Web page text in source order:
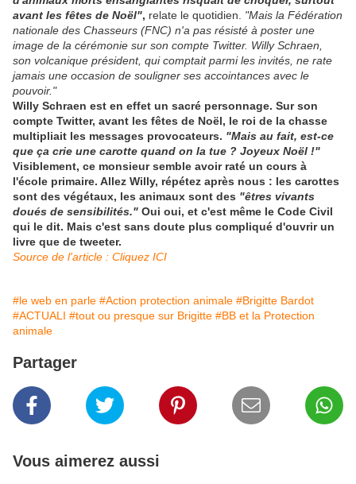
avant les fêtes de Noël", relate le quotidien. "Mais la Fédération
nationale des Chasseurs (FNC) n'a pas résisté à poster une
image de la cérémonie sur son compte Twitter. Willy Schraen,
son volcanique président, qui comptait parmi les invités, ne rate
jamais une occasion de souligner ses accointances avec le
pouvoir."
Willy Schraen est en effet un sacré personnage. Sur son
compte Twitter, avant les fêtes de Noël, le roi de la chasse
multipliait les messages provocateurs. "Mais au fait, est-ce
que ça crie une carotte quand on la tue ? Joyeux Noël !"
Visiblement, ce monsieur semble avoir raté un cours à
l'école primaire. Allez Willy, répétez après nous : les carottes
sont des végétaux, les animaux sont des "êtres vivants
doués de sensibilités." Oui oui, et c'est même le Code Civil
qui le dit. Mais c'est sans doute plus compliqué d'ouvrir un
livre que de tweeter.
Source de l'article : Cliquez ICI
#le web en parle #Action protection animale #Brigitte Bardot
#ACTUALI #tout ou presque sur Brigitte #BB et la Protection
animale
Partager
Vous aimerez aussi